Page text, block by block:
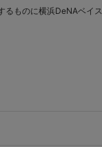
ものに横浜DeNAベイ